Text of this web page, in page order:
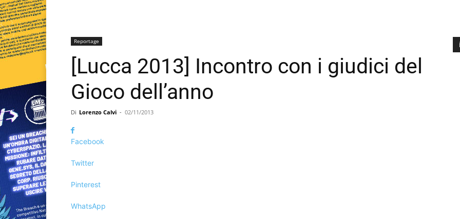
Reportage
[Lucca 2013] Incontro con i giudici del
Gioco dell’anno
Di Lorenzo Calvi - 02/11/2013
Facebook
Twitter
Pinterest
WhatsApp